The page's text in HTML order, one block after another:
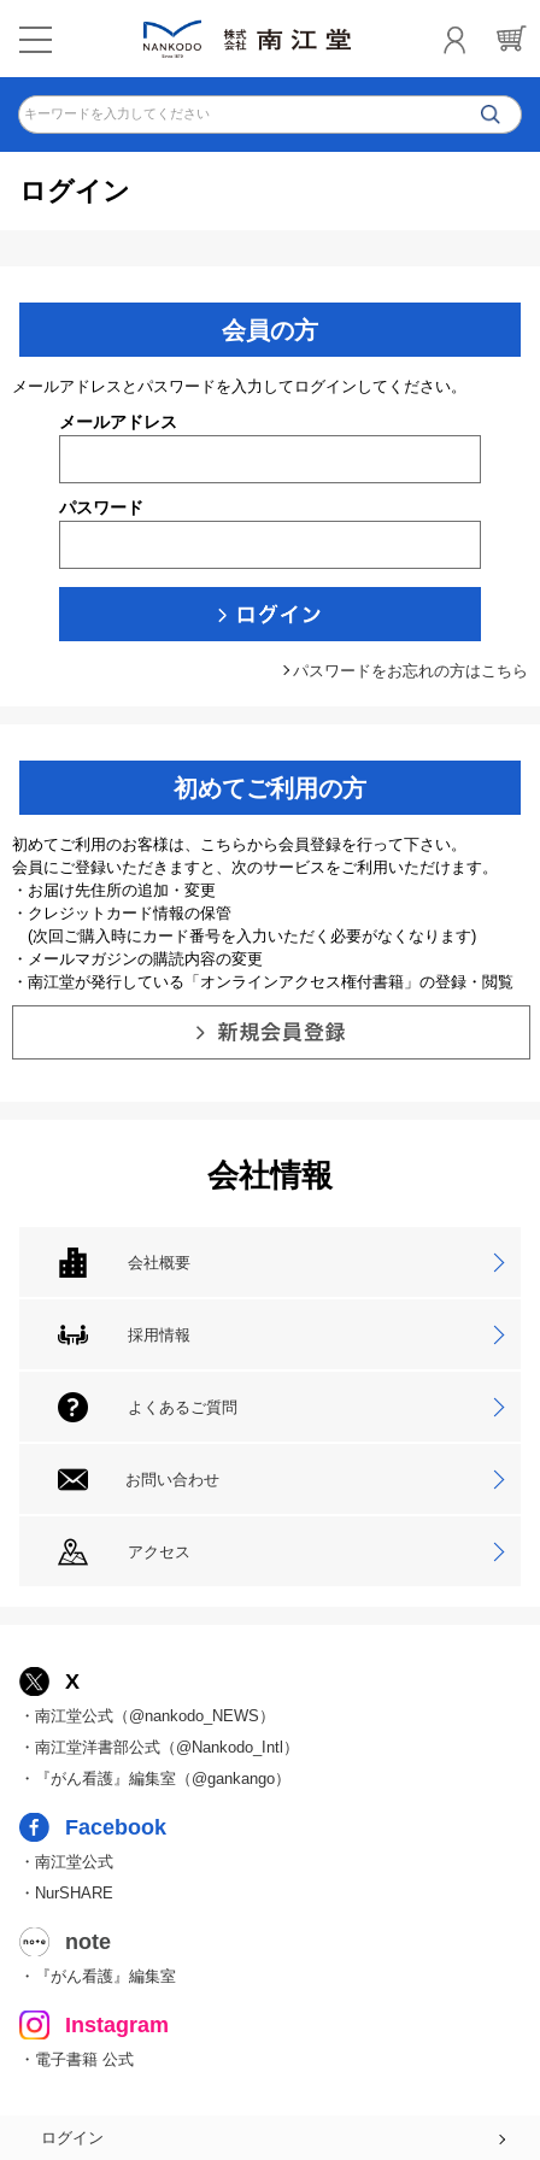
キーワードを入力してください
ログイン
会員の方
メールアドレスとパスワードを入力してログインしてください。
メールアドレス
パスワード
パスワードをお忘れの方はこちら
初めてご利用の方
初めてご利用のお客様は、こちらから会員登録を行って下さい。
会員にご登録いただきますと、次のサービスをご利用いただけます。
・お届け先住所の追加・変更
・クレジットカード情報の保管
(次回ご購入時にカード番号を入力いただく必要がなくなります)
・メールマガジンの購読内容の変更
・南江堂が発行している「オンラインアクセス権付書籍」の登録・閲覧
会社情報
会社概要
採用情報
よくあるご質問
お問い合わせ
アクセス
X
・南江堂公式（@nankodo_NEWS）
・南江堂洋書部公式（@Nankodo_Intl）
・『がん看護』編集室（@gankango）
Facebook
・南江堂公式
・NurSHARE
note
・『がん看護』編集室
Instagram
・電子書籍 公式
ログイン